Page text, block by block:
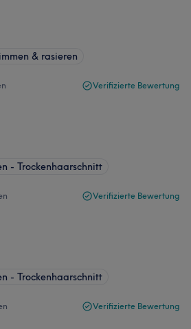
& rasieren
Verifizierte Bewertung
- Trockenhaarschnitt
Verifizierte Bewertung
- Trockenhaarschnitt
Verifizierte Bewertung